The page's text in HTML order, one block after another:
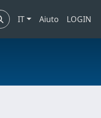
IT Aiuto LOGIN